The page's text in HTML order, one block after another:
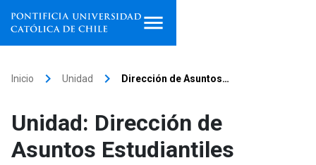
Facultades, escuelas e
institutos
Inicio keyboard_arrow_right Unidad keyboard_arrow_right Dirección de Asuntos…
Unidad: Dirección de
Asuntos Estudiantiles